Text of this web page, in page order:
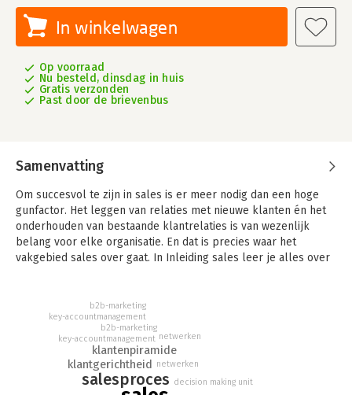
In winkelwagen
Op voorraad
Nu besteld, dinsdag in huis
Gratis verzonden
Past door de brievenbus
Samenvatting
Om succesvol te zijn in sales is er meer nodig dan een hoge
gunfactor. Het leggen van relaties met nieuwe klanten én het
onderhouden van bestaande klantrelaties is van wezenlijk
belang voor elke organisatie. En dat is precies waar het
vakgebied sales over gaat. In Inleiding sales leer je alles over
fases van het salesproces; - lead generation, met speciale
aandacht voor de rol van data en technologie; -
aanbestedingen en netwerken; - de waardepropositie; - de
salesfunnel en buyer/customer journey; - de klantenpiramide;
- account management.NieuwDeze derde druk is volledig
geactualiseerd en gaat uitgebreid in op de invloed van
salesproces
klantgerichtheid
klantenpiramide
key-accountmanagement
b2b-marketing
netwerken
decision making unit
key-accountmanagement
b2b-marketing
netwerken